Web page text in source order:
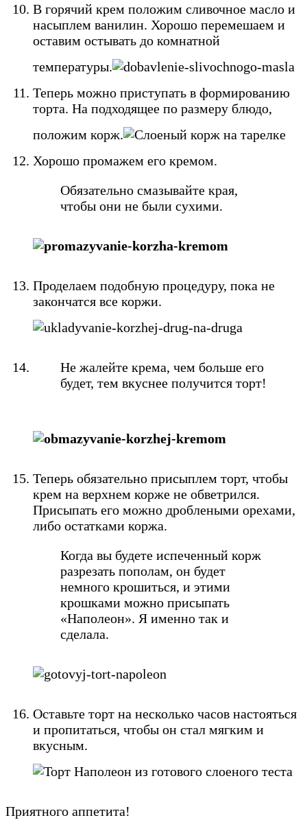
В горячий крем положим сливочное масло и
насыплем ванилин. Хорошо перемешаем и
оставим остывать до комнатной
температуры.
Теперь можно приступать в формированию
торта. На подходящее по размеру блюдо,
положим корж.
Хорошо промажем его кремом.
Обязательно смазывайте края,
чтобы они не были сухими.
Проделаем подобную процедуру, пока не
закончатся все коржи.
Не жалейте крема, чем больше его
будет, тем вкуснее получится торт!
Теперь обязательно присыплем торт, чтобы
крем на верхнем корже не обветрился.
Присыпать его можно дроблеными орехами,
либо остатками коржа.
Когда вы будете испеченный корж
разрезать пополам, он будет
немного крошиться, и этими
крошками можно присыпать
«Наполеон». Я именно так и
сделала.
Оставьте торт на несколько часов настояться
и пропитаться, чтобы он стал мягким и
вкусным.
Приятного аппетита!